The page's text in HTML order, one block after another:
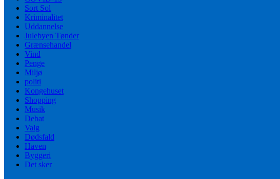
Sort Sol
Kriminalitet
Uddannelse
Julebyen Tønder
Grænsehandel
Vind
Penge
Miljø
politi
Kongehuset
Shopping
Musik
Debat
Valg
Dødsfald
Haven
Byggeri
Det sker